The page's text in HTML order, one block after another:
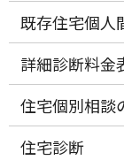
既存住宅個人
詳細診断料金
住宅個別相談
住宅診断